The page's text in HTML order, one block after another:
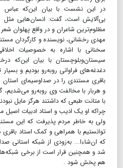
در این نشست با بیان این‌که
بی‌آلایش است، گفت: انسان‌هایی مثل
مظلوم‌ترین شاعران و در واقع پهلوان
مهدی رخشانی، نویسنده و کارگردان
سخنانی با اشاره به خصوصیات
سیستان‌و‌بلوچستان با بیان این‌که
دغدغه‌های فراوانی روبه‌رو بودیم و
باقری مستندی را در صداوسیمای استان
و هربار با مخالفت وی روبه‌رو می‌شدیم،
با متانت طبعی که داشتند هرگز مایل
چراکه او یک ادیب و استاد ادبیات
ولی به خاطر مردم پذیرفت که این
توانستیم با همراهی و کمک استاد باقری
که ان‌شاءا... به‌زودی از شبکه استانی
شد و همچنین قرار است از برخی
هم پخش شود .